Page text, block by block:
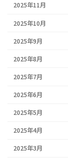
2025年11月
2025年10月
2025年9月
2025年8月
2025年7月
2025年6月
2025年5月
2025年4月
2025年3月